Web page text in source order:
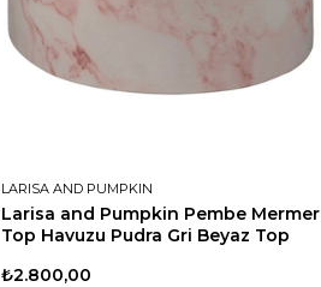
LARISA AND PUMPKIN
Larisa and Pumpkin Pembe Mermer
Top Havuzu Pudra Gri Beyaz Top
₺2.800,00